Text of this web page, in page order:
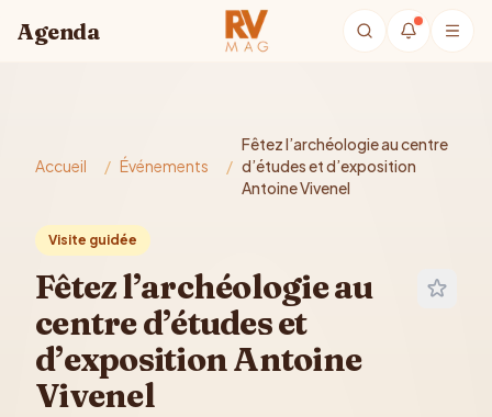
Agenda
Accueil / Événements /
Fêtez l’archéologie au centre
d’études et d’exposition
Antoine Vivenel
Visite guidée
Fêtez l’archéologie au
centre d’études et
d’exposition Antoine
Vivenel